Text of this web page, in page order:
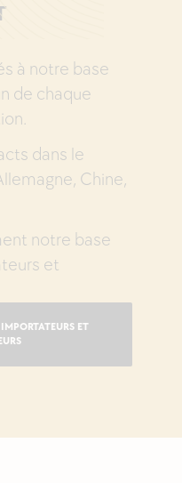
à notre base
de chaque
dans le
Chine,
notre base
et
ET